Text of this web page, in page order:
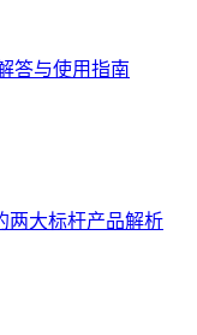
答与使用指南
两大标杆产品解析